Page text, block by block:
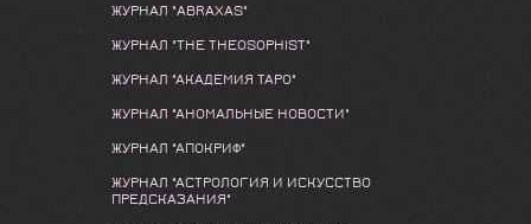
ЖУРНАЛ "ABRAXAS"
ЖУРНАЛ "THE THEOSOPHIST"
ЖУРНАЛ "АКАДЕМИЯ ТАРО"
ЖУРНАЛ "АНОМАЛЬНЫЕ НОВОСТИ"
ЖУРНАЛ "АПОКРИФ"
ЖУРНАЛ "АСТРОЛОГИЯ И ИСКУССТВО
ПРЕДСКАЗАНИЯ"